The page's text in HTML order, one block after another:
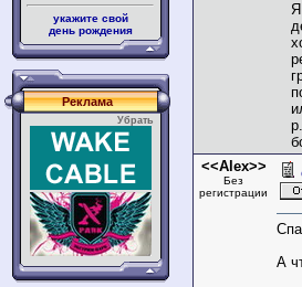
укажите свой
день рождения
Реклама
Убрать
Я
<<Alex>>
Без
регистрации
А